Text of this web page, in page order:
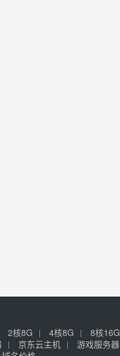
2核8G 4核8G 8核16G
京东云主机 游戏服务器